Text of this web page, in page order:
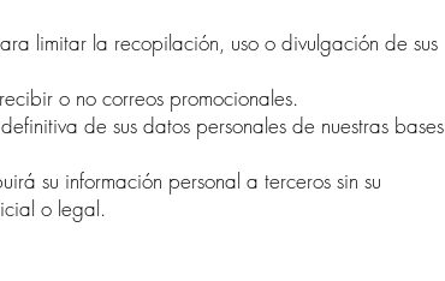
limitar la recopilación, uso o divulgación de sus
o no correos promocionales.
de sus datos personales de nuestras bases
su información personal a terceros sin su
o legal.